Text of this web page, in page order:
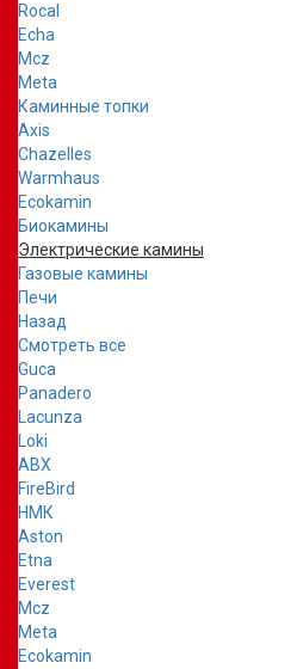
Rocal
Echa
Mcz
Meta
Каминные топки
Axis
Chazelles
Warmhaus
Ecokamin
Биокамины
Электрические камины
Газовые камины
Печи
Назад
Смотреть все
Guca
Panadero
Lacunza
Loki
ABX
FireBird
НМК
Aston
Etna
Everest
Mcz
Meta
Ecokamin